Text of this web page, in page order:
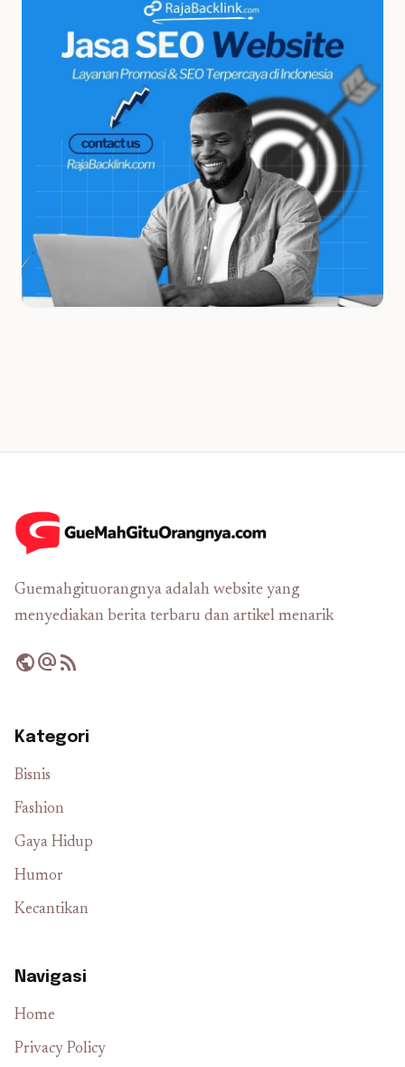
Guemahgituorangnya adalah website yang
menyediakan berita terbaru dan artikel menarik
publicalternate_emailrss_feed
Kategori
Bisnis
Fashion
Gaya Hidup
Humor
Kecantikan
Navigasi
Home
Privacy Policy